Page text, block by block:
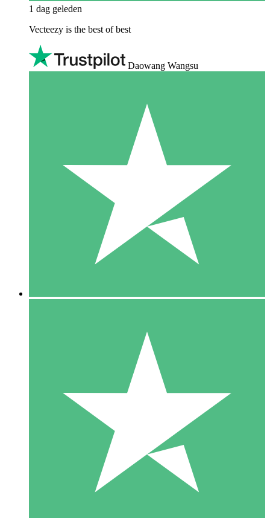
1 dag geleden
Vecteezy is the best of best
Daowang Wangsu